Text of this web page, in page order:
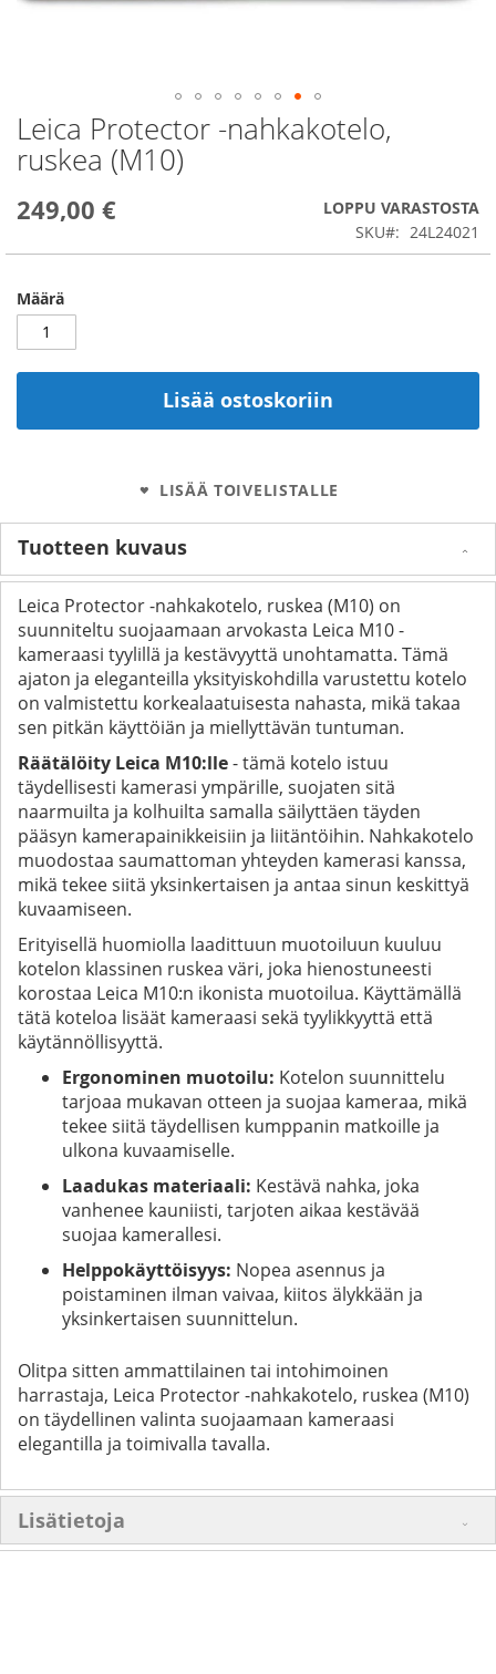
Leica Protector -nahkakotelo,
ruskea (M10)
249,00 €
LOPPU VARASTOSTA
SKU
24L24021
Määrä
Lisää ostoskoriin
LISÄÄ TOIVELISTALLE
Skip
to
the
of
Tuotteen kuvaus
Leica Protector -nahkakotelo, ruskea (M10) on
suunniteltu suojaamaan arvokasta Leica M10 -
kameraasi tyylillä ja kestävyyttä unohtamatta. Tämä
ajaton ja eleganteilla yksityiskohdilla varustettu kotelo
on valmistettu korkealaatuisesta nahasta, mikä takaa
sen pitkän käyttöiän ja miellyttävän tuntuman.
Räätälöity Leica M10:lle- tämä kotelo istuu
täydellisesti kamerasi ympärille, suojaten sitä
naarmuilta ja kolhuilta samalla säilyttäen täyden
pääsyn kamerapainikkeisiin ja liitäntöihin. Nahkakotelo
muodostaa saumattoman yhteyden kamerasi kanssa,
mikä tekee siitä yksinkertaisen ja antaa sinun keskittyä
kuvaamiseen.
Erityisellä huomiolla laadittuun muotoiluun kuuluu
kotelon klassinen ruskea väri, joka hienostuneesti
korostaa Leica M10:n ikonista muotoilua. Käyttämällä
tätä koteloa lisäät kameraasi sekä tyylikkyyttä että
käytännöllisyyttä.
Ergonominen muotoilu: Kotelon suunnittelu
tarjoaa mukavan otteen ja suojaa kameraa, mikä
tekee siitä täydellisen kumppanin matkoille ja
ulkona kuvaamiselle.
Laadukas materiaali: Kestävä nahka, joka
vanhenee kauniisti, tarjoten aikaa kestävää
suojaa kamerallesi.
Helppokäyttöisyys: Nopea asennus ja
poistaminen ilman vaivaa, kiitos älykkään ja
yksinkertaisen suunnittelun.
Olitpa sitten ammattilainen tai intohimoinen
harrastaja, Leica Protector -nahkakotelo, ruskea (M10)
on täydellinen valinta suojaamaan kameraasi
elegantilla ja toimivalla tavalla.
Lisätietoja